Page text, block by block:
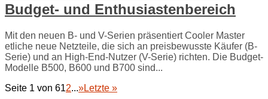
Budget- und Enthusiastenbereich
Mit den neuen B- und V-Serien präsentiert Cooler Master
etliche neue Netzteile, die sich an preisbewusste Käufer (B-
Serie) und an High-End-Nutzer (V-Serie) richten. Die Budget-
Modelle B500, B600 und B700 sind...
Seite 1 von 612...»Letzte »